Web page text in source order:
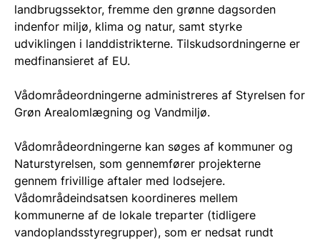
landbrugssektor, fremme den grønne dagsorden
indenfor miljø, klima og natur, samt styrke
udviklingen i landdistrikterne. Tilskudsordningerne er
medfinansieret af EU.
Vådområdeordningerne administreres af Styrelsen for
Grøn Arealomlægning og Vandmiljø.
Vådområdeordningerne kan søges af kommuner og
Naturstyrelsen, som gennemfører projekterne
gennem frivillige aftaler med lodsejere.
Vådområdeindsatsen koordineres mellem
kommunerne af de lokale treparter (tidligere
vandoplandsstyregrupper), som er nedsat rundt